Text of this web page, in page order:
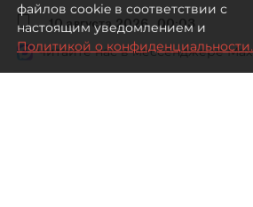
10 августа 2026 00:03
Читайте нас в мессенджере Max
файлов cookie в соответствии с
настоящим уведомлением и
Политикой о конфиденциальности.